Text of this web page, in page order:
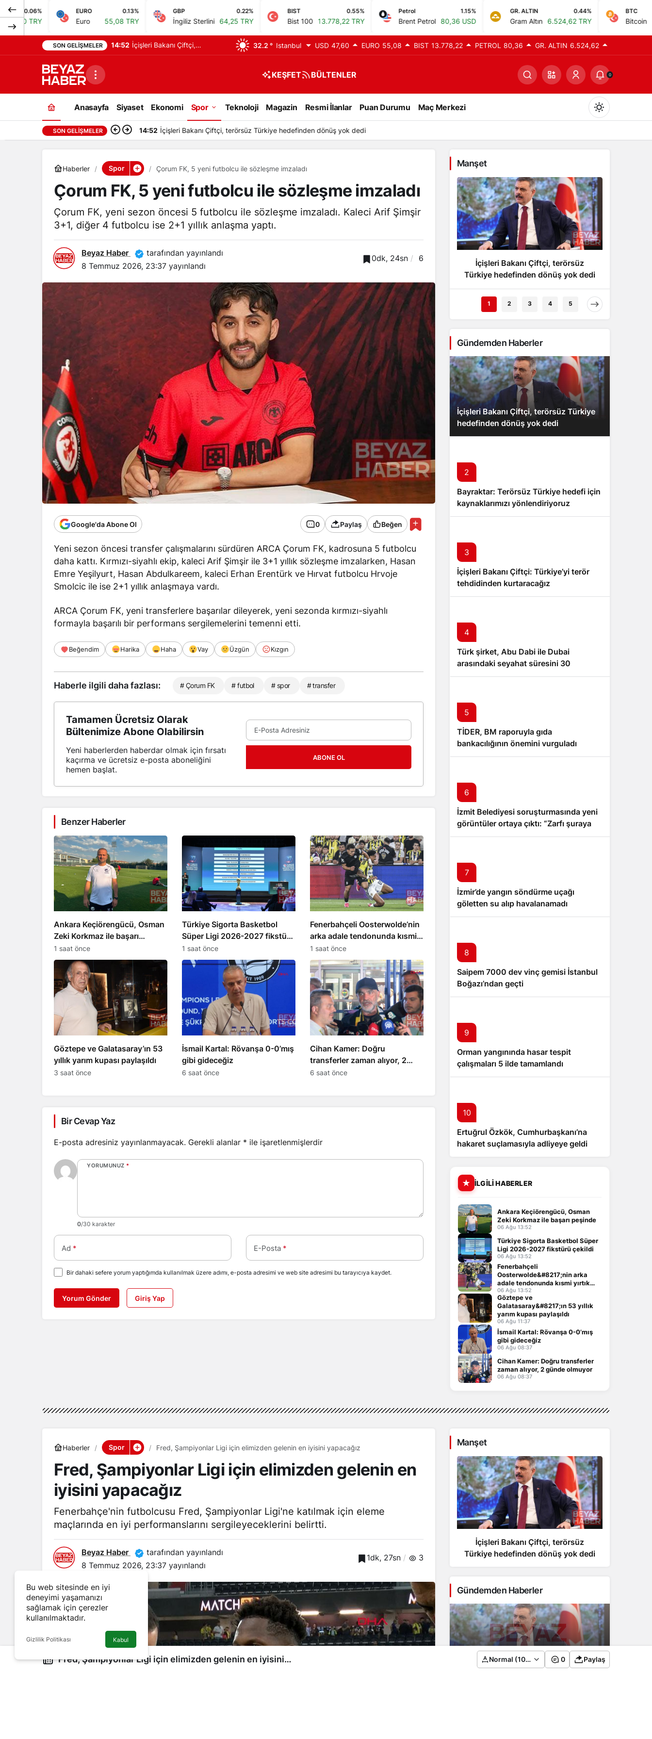
EURO 0.13%
Euro 55,08 TRY
GBP
İngiliz Sterlini 64,25 TRY
BIST 0.55%
Bist 100 13.778,22 TRY
Petrol 1.15%
Brent Petrol 80,36 USD
GR. ALTIN 0.44%
Gram Altın 6.524,62 TRY
BTC 0%
Bitcoin 0,00 TRY
SON GELIŞMELER 14:52 İçişleri Bakanı Çiftçi,
dedi
32.2 ° Istanbul USD 47,60 EURO 55,08 BIST 13.778,22 PETROL 80,36 GR. ALTIN 6.524,62
KEŞFET BÜLTENLER 0
Anasayfa Siyaset Ekonomi Spor Teknoloji Magazin Resmi İlanlar Puan Durumu Maç Merkezi
Gündüz Modu
Gündüz modunu seçin.
Gece Modu
Gece modunu seçin.
Sistem Modu
Sistem modunu seçin.
SON GELIŞMELER 14:52 İçişleri Bakanı Çiftçi, terörsüz Türkiye hedefinden dönüş yok dedi
Haberler Spor Çorum FK, 5 yeni futbolcu ile sözleşme imzaladı
Çorum FK, 5 yeni futbolcu ile sözleşme imzaladı
Çorum FK, yeni sezon öncesi 5 futbolcu ile sözleşme imzaladı. Kaleci Arif Şimşir
3+1, diğer 4 futbolcu ise 2+1 yıllık anlaşma yaptı.
Beyaz Haber
tarafından yayınlandı
8 Temmuz 2026, 23:37 yayınlandı
0dk, 24sn 6
Google'da Abone Ol 0 Paylaş Beğen
Yeni sezon öncesi transfer çalışmalarını sürdüren ARCA Çorum FK, kadrosuna 5 futbolcu
daha kattı. Kırmızı-siyahlı ekip, kaleci Arif Şimşir ile 3+1 yıllık sözleşme imzalarken, Hasan
Emre Yeşilyurt, Hasan Abdulkareem, kaleci Erhan Erentürk ve Hırvat futbolcu Hrvoje
Smolcic ile ise 2+1 yıllık anlaşmaya vardı.
ARCA Çorum FK, yeni transferlere başarılar dileyerek, yeni sezonda kırmızı-siyahlı
formayla başarılı bir performans sergilemelerini temenni etti.
Beğendim Harika Haha Vay Üzgün Kızgın
Haberle ilgili daha fazlası: # Çorum FK # futbol # spor # transfer
Tamamen Ücretsiz Olarak
Bültenimize Abone Olabilirsin
Yeni haberlerden haberdar olmak için fırsatı
kaçırma ve ücretsiz e-posta aboneliğini
hemen başlat.
ABONE OL
Benzer Haberler
Ankara Keçiörengücü, Osman
Zeki Korkmaz ile başarı
peşinde
1 saat önce
Türkiye Sigorta Basketbol
Süper Ligi 2026-2027 fikstürü
çekildi
1 saat önce
Fenerbahçeli Oosterwolde’nin
arka adale tendonunda kısmi
yırtık tespit edildi
1 saat önce
Göztepe ve Galatasaray’ın 53
yıllık yarım kupası paylaşıldı
3 saat önce
İsmail Kartal: Rövanşa 0-0’mış
gibi gideceğiz
6 saat önce
Cihan Kamer: Doğru
transferler zaman alıyor, 2
günde olmuyor
6 saat önce
Bir Cevap Yaz
E-posta adresiniz yayınlanmayacak. Gerekli alanlar * ile işaretlenmişlerdir
YORUMUNUZ *
0/30 karakter
Ad * E-Posta *
Bir dahaki sefere yorum yaptığımda kullanılmak üzere adımı, e-posta adresimi ve web site adresimi bu tarayıcıya kaydet.
Yorum Gönder Giriş Yap
Manşet
İçişleri Bakanı Çiftçi, terörsüz
Türkiye hedefinden dönüş yok dedi
1 2 3 4 5
Gündemden Haberler
İçişleri Bakanı Çiftçi, terörsüz Türkiye
hedefinden dönüş yok dedi
2
Bayraktar: Terörsüz Türkiye hedefi için
kaynaklarımızı yönlendiriyoruz
3
İçişleri Bakanı Çiftçi: Türkiye’yi terör
tehdidinden kurtaracağız
4
Türk şirket, Abu Dabi ile Dubai
arasındaki seyahat süresini 30
dakikaya indiriyor
5
TİDER, BM raporuyla gıda
bankacılığının önemini vurguladı
6
İzmit Belediyesi soruşturmasında yeni
görüntüler ortaya çıktı: “Zarfı şuraya
attım müdürüm”
7
İzmir’de yangın söndürme uçağı
göletten su alıp havalanamadı
8
Saipem 7000 dev vinç gemisi İstanbul
Boğazı’ndan geçti
9
Orman yangınında hasar tespit
çalışmaları 5 ilde tamamlandı
10
Ertuğrul Özkök, Cumhurbaşkanı’na
hakaret suçlamasıyla adliyeye geldi
İLGILI HABERLER
Ankara Keçiörengücü, Osman
Zeki Korkmaz ile başarı peşinde
06 Ağu 13:52
Türkiye Sigorta Basketbol Süper
Ligi 2026-2027 fikstürü çekildi
06 Ağu 13:52
Fenerbahçeli
Oosterwolde&#8217;nin arka
adale tendonunda kısmi yırtık
tespit edildi
06 Ağu 13:52
Göztepe ve
Galatasaray&#8217;ın 53 yıllık
yarım kupası paylaşıldı
06 Ağu 11:37
İsmail Kartal: Rövanşa 0-0’mış
gibi gideceğiz
06 Ağu 08:37
Cihan Kamer: Doğru transferler
zaman alıyor, 2 günde olmuyor
06 Ağu 08:37
Haberler Spor Fred, Şampiyonlar Ligi için elimizden gelenin en iyisini yapacağız
Fred, Şampiyonlar Ligi için elimizden gelenin en
iyisini yapacağız
Fenerbahçe'nin futbolcusu Fred, Şampiyonlar Ligi'ne katılmak için eleme
maçlarında en iyi performanslarını sergileyeceklerini belirtti.
Beyaz Haber
tarafından yayınlandı
8 Temmuz 2026, 23:37 yayınlandı
1dk, 27sn 3
Fred, Şampiyonlar Ligi için elimizden gelenin en iyisini Normal (100%) 0 Paylaş
Manşet
İçişleri Bakanı Çiftçi, terörsüz
Türkiye hedefinden dönüş yok dedi
Gündemden Haberler
İçişleri Bakanı Çiftçi, terörsüz Türkiye
hedefinden dönüş yok dedi
Bu web sitesinde en iyi
deneyimi yaşamanızı
sağlamak için çerezler
kullanılmaktadır.
Gizlilik Politikası Kabul